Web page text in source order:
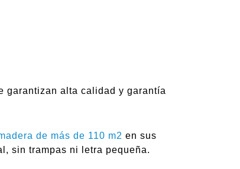
garantizan alta calidad y garantía
de más de 110 m2 en sus
sin trampas ni letra pequeña.